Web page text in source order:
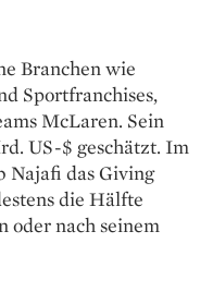
Branchen wie
Sportfranchises,
McLaren. Sein
US-$ geschätzt. Im
Najafi das Giving
die Hälfte
oder nach seinem